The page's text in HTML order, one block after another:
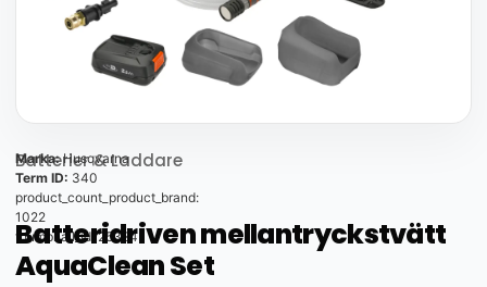
Batterier & Laddare
Marka:Husqvarna
Term ID: 340
product_count_product_brand:
1022
thumbnail_id: 25324
Batteridriven mellantryckstvätt
AquaClean Set